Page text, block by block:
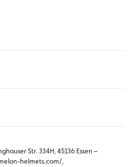
Str. 334H, 45136 Essen –
helmets.com/,